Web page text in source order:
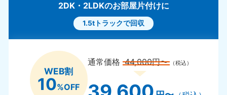
2DK・2LDKのお部屋片付けに
1.5tトラックで回収
WEB割
10%OFF
通常価格44,000円〜 （税込）